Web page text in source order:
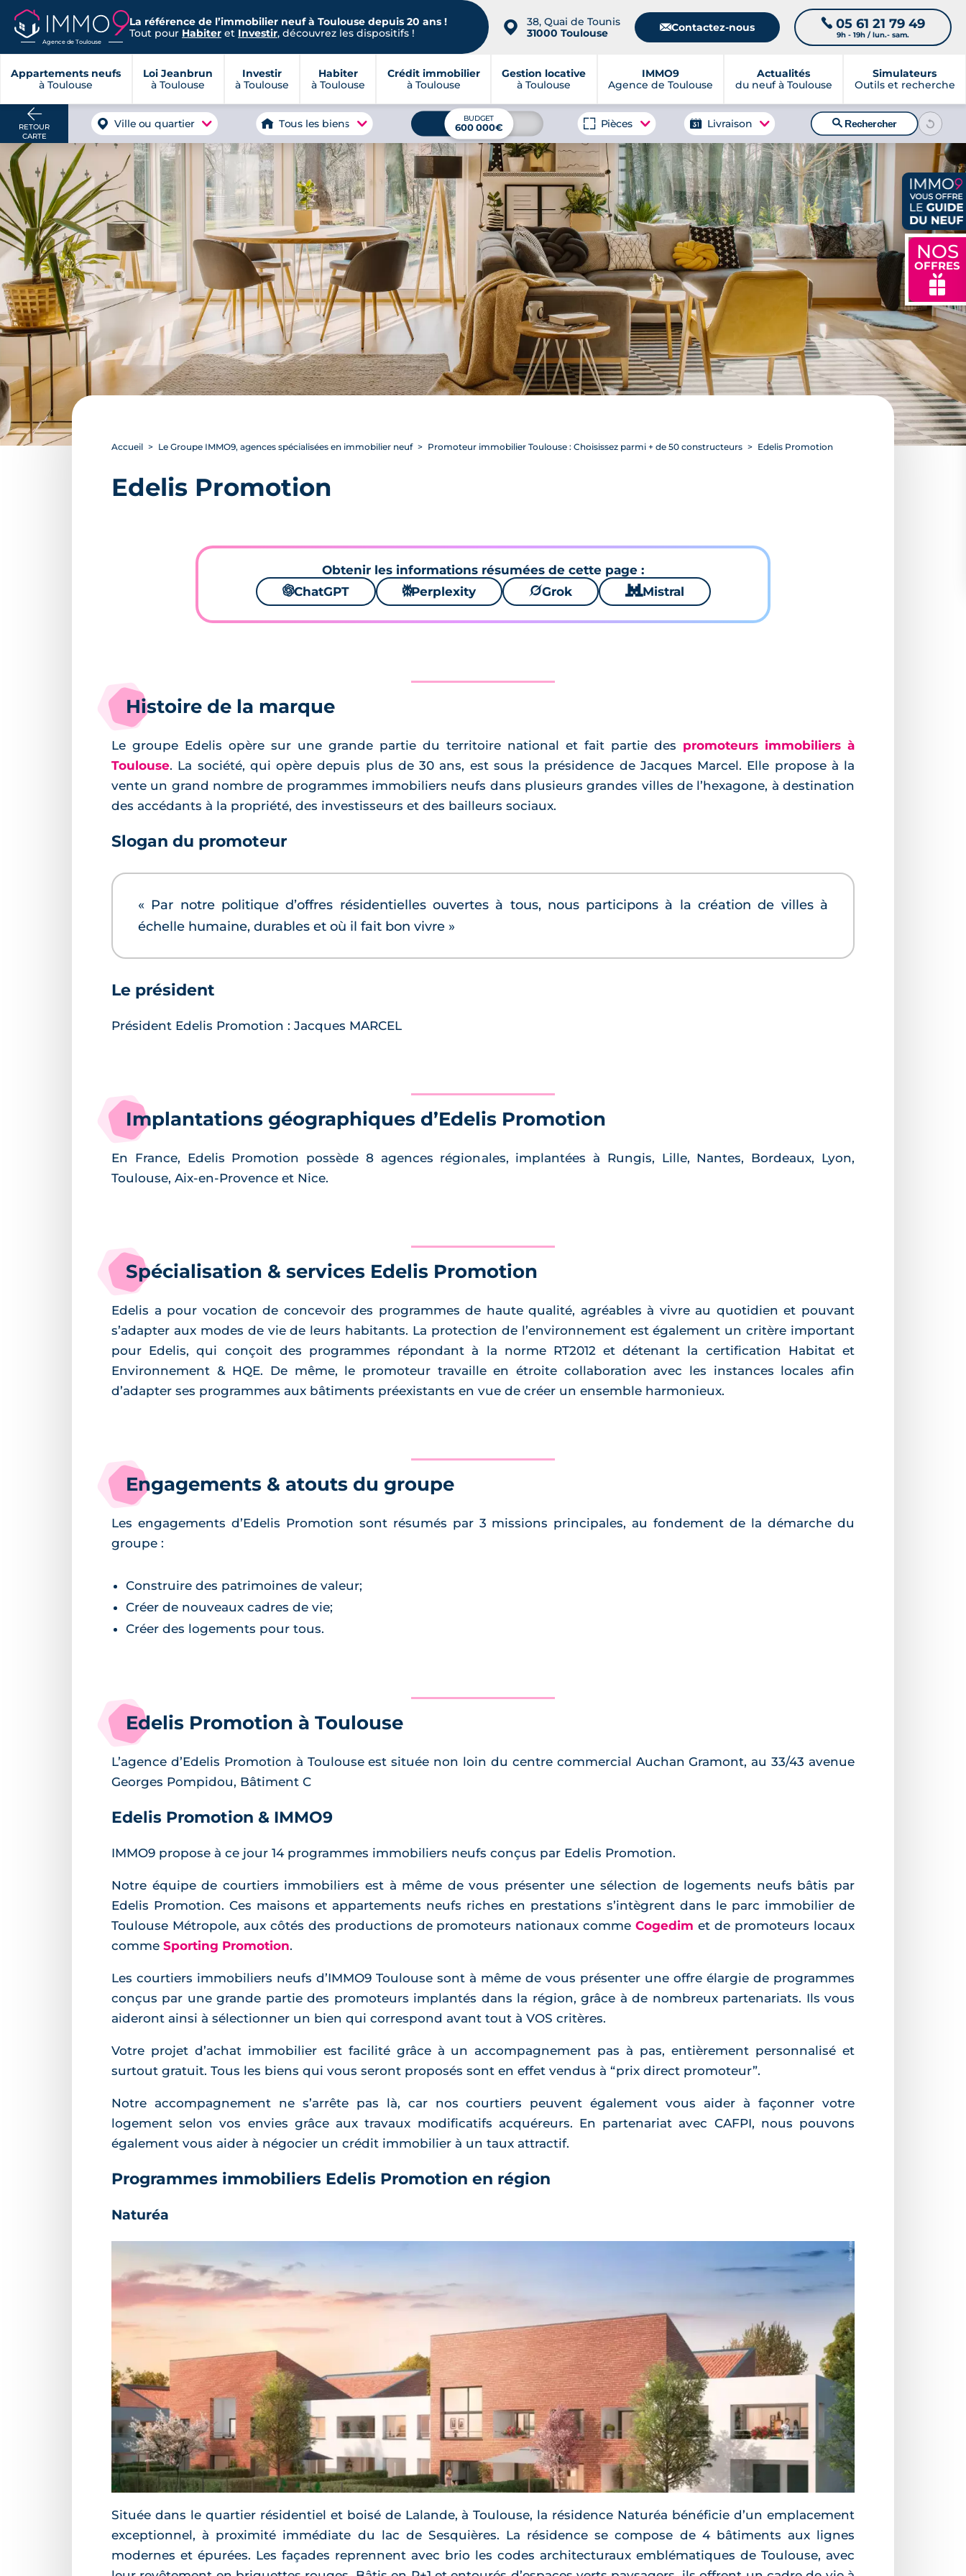
Agence de Toulouse
La référence de l’immobilier neuf à Toulouse depuis 20 ans !
Tout pour Habiter et Investir, découvrez les dispositifs ! 📍
38, Quai de Tounis
31000 Toulouse
📧Contactez-nous 📞 05 61 21 79 49
9h - 19h / lun.- sam.
Appartements neufs
à Toulouse
Loi Jeanbrun
à Toulouse
Investir
à Toulouse
Habiter
à Toulouse
Crédit immobilier
à Toulouse
Gestion locative
à Toulouse
IMMO9
Agence de Toulouse
Actualités
du neuf à Toulouse
Simulateurs
Outils et recherche
NOS
OFFRES
🎁
RETOUR
CARTE
Ville ou quartier Tous les biens BUDGET
600 000€ Pièces Livraison 🔍Rechercher
Accueil Le Groupe IMMO9, agences spécialisées en immobilier neuf Promoteur immobilier Toulouse : Choisissez parmi + de 50 constructeurs Edelis Promotion
Edelis Promotion
Obtenir les informations résumées de cette page :
🌌ChatGPT ⚙Perplexity 🪐Grok 🐱 Mistral
Histoire de la marque
Le groupe Edelis opère sur une grande partie du territoire national et fait partie des promoteurs immobiliers à
Toulouse. La société, qui opère depuis plus de 30 ans, est sous la présidence de Jacques Marcel. Elle propose à la
vente un grand nombre de programmes immobiliers neufs dans plusieurs grandes villes de l’hexagone, à destination
des accédants à la propriété, des investisseurs et des bailleurs sociaux.
Slogan du promoteur
« Par notre politique d’offres résidentielles ouvertes à tous, nous participons à la création de villes à
échelle humaine, durables et où il fait bon vivre »
Le président
Président Edelis Promotion : Jacques MARCEL
Implantations géographiques d’Edelis Promotion
En France, Edelis Promotion possède 8 agences régionales, implantées à Rungis, Lille, Nantes, Bordeaux, Lyon,
Toulouse, Aix-en-Provence et Nice.
Spécialisation & services Edelis Promotion
Edelis a pour vocation de concevoir des programmes de haute qualité, agréables à vivre au quotidien et pouvant
s’adapter aux modes de vie de leurs habitants. La protection de l’environnement est également un critère important
pour Edelis, qui conçoit des programmes répondant à la norme RT2012 et détenant la certification Habitat et
Environnement & HQE. De même, le promoteur travaille en étroite collaboration avec les instances locales afin
d’adapter ses programmes aux bâtiments préexistants en vue de créer un ensemble harmonieux.
Engagements & atouts du groupe
Les engagements d’Edelis Promotion sont résumés par 3 missions principales, au fondement de la démarche du
groupe :
Construire des patrimoines de valeur;
Créer de nouveaux cadres de vie;
Créer des logements pour tous.
Edelis Promotion à Toulouse
L’agence d’Edelis Promotion à Toulouse est située non loin du centre commercial Auchan Gramont, au 33/43 avenue
Georges Pompidou, Bâtiment C
Edelis Promotion & IMMO9
IMMO9 propose à ce jour 14 programmes immobiliers neufs conçus par Edelis Promotion.
Notre équipe de courtiers immobiliers est à même de vous présenter une sélection de logements neufs bâtis par
Edelis Promotion. Ces maisons et appartements neufs riches en prestations s’intègrent dans le parc immobilier de
Toulouse Métropole, aux côtés des productions de promoteurs nationaux commeCogedim et de promoteurs locaux
comme Sporting Promotion.
Les courtiers immobiliers neufs d’IMMO9 Toulouse sont à même de vous présenter une offre élargie de programmes
conçus par une grande partie des promoteurs implantés dans la région, grâce à de nombreux partenariats. Ils vous
aideront ainsi à sélectionner un bien qui correspond avant tout à VOS critères.
Votre projet d’achat immobilier est facilité grâce à un accompagnement pas à pas, entièrement personnalisé et
surtout gratuit. Tous les biens qui vous seront proposés sont en effet vendus à “prix direct promoteur”.
Notre accompagnement ne s’arrête pas là, car nos courtiers peuvent également vous aider à façonner votre
logement selon vos envies grâce aux travaux modificatifs acquéreurs. En partenariat avec CAFPI, nous pouvons
également vous aider à négocier un crédit immobilier à un taux attractif.
Programmes immobiliers Edelis Promotion en région
Naturéa
Située dans le quartier résidentiel et boisé de Lalande, à Toulouse, la résidence Naturéa bénéficie d’un emplacement
exceptionnel, à proximité immédiate du lac de Sesquières. La résidence se compose de 4 bâtiments aux lignes
modernes et épurées. Les façades reprennent avec brio les codes architecturaux emblématiques de Toulouse, avec